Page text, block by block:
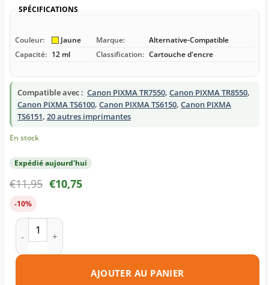
SPÉCIFICATIONS
Couleur: Jaune Marque:
Alternative-Compatible
Capacité: 12 ml Classification: Cartouche d'encre
Compatible avec : Canon PIXMA TR7550, Canon PIXMA TR8550,
Canon PIXMA TS6100, Canon PIXMA TS6150, Canon PIXMA
TS6151, 20 autres imprimantes
En stock
Expédié aujourd'hui
€11,95 €10,75
-10%
quantité de Cartouche d'encre compatible Canon CLI-581Y
AJOUTER AU PANIER